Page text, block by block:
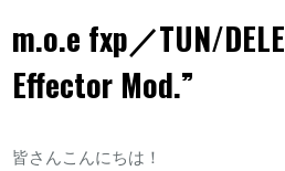
m.o.e fxp／TUN/
Effector Mod.”
皆さんこんにちは！